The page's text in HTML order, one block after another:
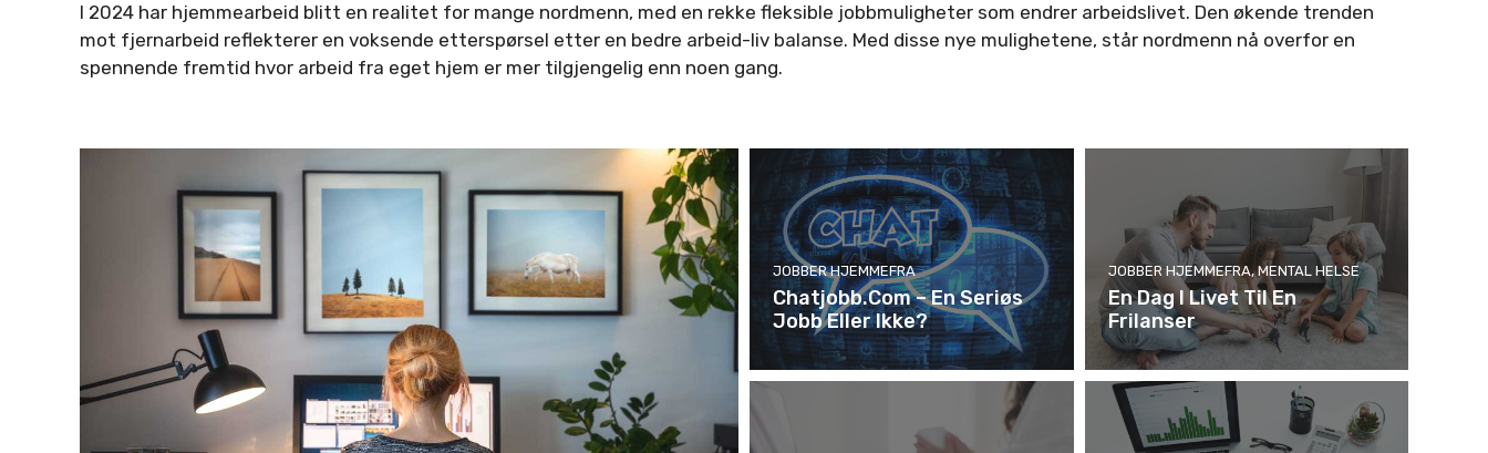
I 2024 har hjemmearbeid blitt en realitet for mange nordmenn, med en rekke fleksible jobbmuligheter som endrer arbeidslivet. Den økende trenden
mot fjernarbeid reflekterer en voksende etterspørsel etter en bedre arbeid-liv balanse. Med disse nye mulighetene, står nordmenn nå overfor en
spennende fremtid hvor arbeid fra eget hjem er mer tilgjengelig enn noen gang.
JOBBER HJEMMEFRA
Chatjobb.com – En Seriøs
Jobb Eller Ikke?
JOBBER HJEMMEFRA,MENTAL HELSE
En Dag I Livet Til En
Frilanser